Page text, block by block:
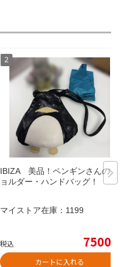
IBIZA 美品！ペンギンさんのシ
ョルダー・ハンドバッグ！
マイストア在庫： 1199
税込 7500
カートに入れる